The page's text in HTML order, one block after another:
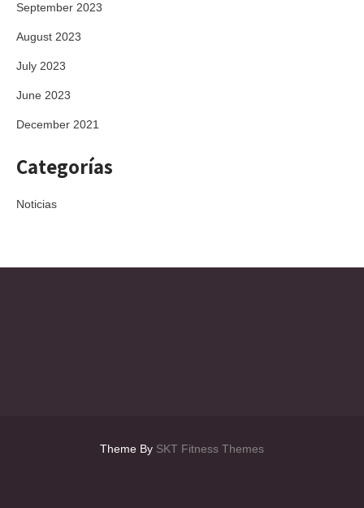
September 2023
August 2023
July 2023
June 2023
December 2021
Categorías
Noticias
Theme By SKT Fitness Themes